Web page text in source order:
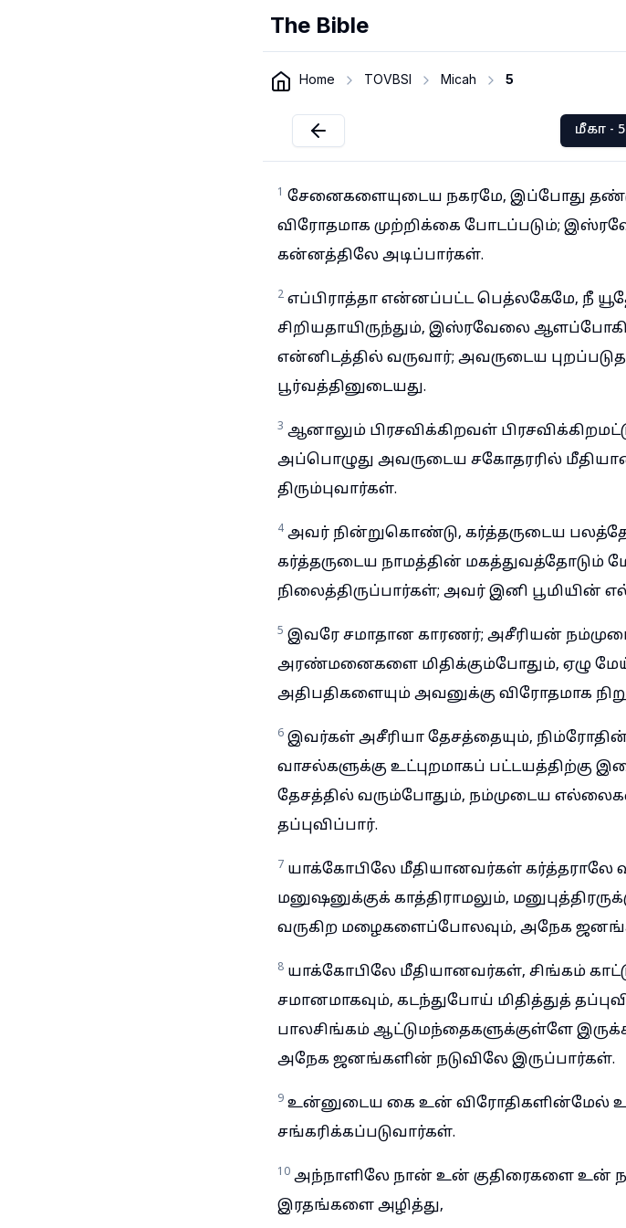
The Bible
Home TOVBSI Micah 5
மீகா - 5
1 சேனைகளையுடைய நகரமே, இப்போது
விரோதமாக முற்றிக்கை போடப்படும்;
கன்னத்திலே அடிப்பார்கள்.
2 எப்பிராத்தா என்னப்பட்ட பெத்லகேமே, நீ
சிறியதாயிருந்தும், இஸ்ரவேலை
என்னிடத்தில் வருவார்; அவருடைய
பூர்வத்தினுடையது.
3 ஆனாலும் பிரசவிக்கிறவள்
அப்பொழுது அவருடைய சகோதரரில்
திரும்புவார்கள்.
4 அவர் நின்றுகொண்டு, கர்த்தருடைய
கர்த்தருடைய நாமத்தின்
நிலைத்திருப்பார்கள்; அவர் இனி பூமியின்
5 இவரே சமாதான காரணர்; அசீரியன்
அரண்மனைகளை மிதிக்கும்போதும், ஏழு
அதிபதிகளையும் அவனுக்கு விரோதமாக
6 இவர்கள் அசீரியா தேசத்தையும்,
வாசல்களுக்கு உட்புறமாகப் பட்டயத்திற்கு
தேசத்தில் வரும்போதும், நம்முடைய
தப்புவிப்பார்.
7 யாக்கோபிலே மீதியானவர்கள் கர்த்தராலே
மனுஷனுக்குக் காத்திராமலும்,
வருகிற மழைகளைப்போலவும், அநேக
8 யாக்கோபிலே மீதியானவர்கள், சிங்கம்
சமானமாகவும், கடந்துபோய் மிதித்துத்
பாலசிங்கம் ஆட்டுமந்தைகளுக்குள்ளே
அநேக ஜனங்களின் நடுவிலே இருப்பார்கள்.
9 உன்னுடைய கை உன் விரோதிகளின்மேல்
சங்கரிக்கப்படுவார்கள்.
10 அந்நாளிலே நான் உன் குதிரைகளை உன்
இரதங்களை அழித்து,